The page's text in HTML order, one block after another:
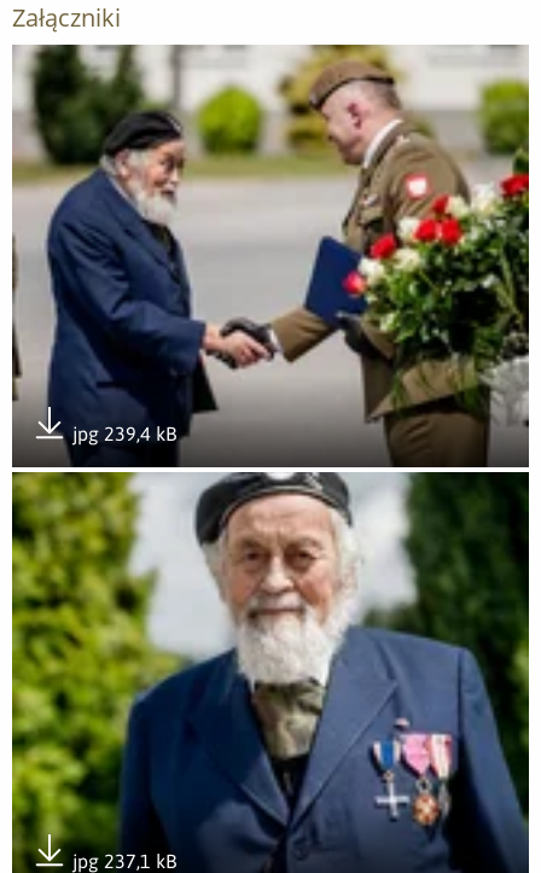
Załączniki
Otwórz załącznik "Mamut" podpułkownikiem!
jpg 239,4 kB
Pobierz załącznik
Otwórz załącznik "Mamut" podpułkownikiem!
jpg 237,1 kB